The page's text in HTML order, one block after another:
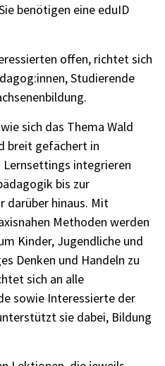
benötigen eine eduID
offen, richtet sich
Studierende
sich das Thema Wald
breit gefächert in
Lernsettings integrieren
bis zur
darüber hinaus. Mit
Methoden werden
Kinder, Jugendliche und
Denken und Handeln zu
sich an alle
sowie Interessierte der
sie dabei, Bildung